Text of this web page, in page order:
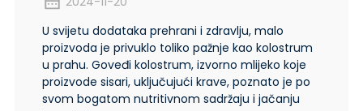
U svijetu dodataka prehrani i zdravlju, malo
proizvoda je privuklo toliko pažnje kao kolostrum
u prahu. Goveđi kolostrum, izvorno mlijeko koje
proizvode sisari, uključujući krave, poznato je po
svom bogatom nutritivnom sadržaju i jačanju